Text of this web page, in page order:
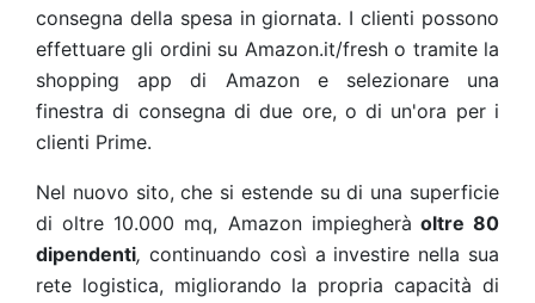
consegna della spesa in giornata. I clienti possono
effettuare gli ordini su Amazon.it/fresh o tramite la
shopping app di Amazon e selezionare una
finestra di consegna di due ore, o di un'ora per i
clienti Prime.
Nel nuovo sito, che si estende su di una superficie
di oltre 10.000 mq, Amazon impiegherà oltre 80
dipendenti, continuando così a investire nella sua
rete logistica, migliorando la propria capacità di